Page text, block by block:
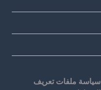
سياسة ملفات تعريف